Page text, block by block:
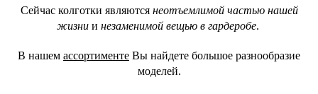
Сейчас колготки являются неотъемлимой частью нашей
жизнии незаменимой вещью в гардеробе.
В нашем ассортименте Вы найдете большое разнообразие
моделей.